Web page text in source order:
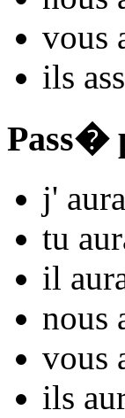
vous
ils
Pass�
j'
tu
il
nous
vous
ils